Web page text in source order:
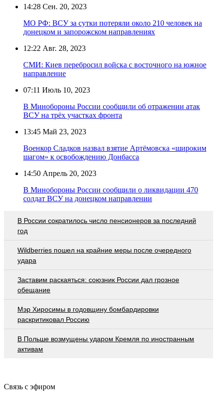
14:28 Сен. 20, 2023
МО РФ: ВСУ за сутки потеряли около 210 человек на
донецком и запорожском направлениях
12:22 Авг. 28, 2023
СМИ: Киев перебросил войска с восточного на южное
направление
07:11 Июль 10, 2023
В Минобороны России сообщили об отражении атак
ВСУ на трёх участках фронта
13:45 Май 23, 2023
Военкор Сладков назвал взятие Артёмовска «широким
шагом» к освобождению Донбасса
14:50 Апрель 20, 2023
В Минобороны России сообщили о ликвидации 470
солдат ВСУ на донецком направлении
В России сократилось число пенсионеров за последний
год
Wildberries пошел на крайние меры после очередного
удара
Заставим раскаяться: союзник России дал грозное
обещание
Мэр Хиросимы в годовщину бомбардировки
раскритиковал Россию
В Польше возмущены ударом Кремля по иностранным
активам
Связь с эфиром